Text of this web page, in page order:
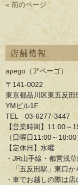
« 前のページ
店舗情報
apego（アペーゴ）
〒141-0022
東京都品川区東五反田
YMビル1F
TEL 03-6277-3447
【営業時間】11:00～
（日曜日11:00～18:00
【定休日】水曜
・JR山手線・都営浅
「五反田駅」東口か
・車でお越しの際は